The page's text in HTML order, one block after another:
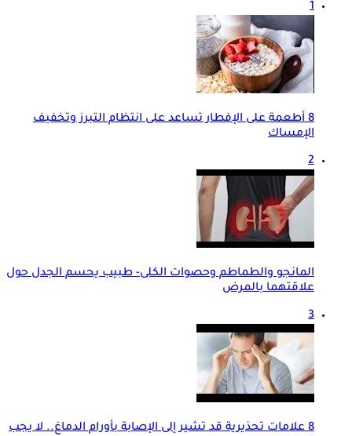
1
8 أطعمة على الإفطار تساعد على انتظام التبرز وتخفيف
الإمساك
2
المانجو والطماطم وحصوات الكلى- طبيب يحسم الجدل حول
علاقتهما بالمرض
3
8 علامات تحذيرية قد تشير إلى الإصابة بأورام الدماغ.. لا يجب